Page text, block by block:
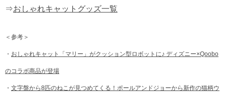
⇒おしゃれキャットグッズ一覧
＜参考＞
・ おしゃれキャット「マリー」がクッション型ロボットに♪ ディズニー×Qoobo
のコラボ商品が登場
・ 文字盤から8匹のねこが見つめてくる！ポールアンドジョーから新作の猫柄ウ